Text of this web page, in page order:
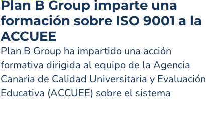
Plan B Group imparte una
formación sobre ISO 9001 a la
ACCUEE
Plan B Group ha impartido una acción
formativa dirigida al equipo de la Agencia
Canaria de Calidad Universitaria y Evaluación
Educativa (ACCUEE) sobre el sistema